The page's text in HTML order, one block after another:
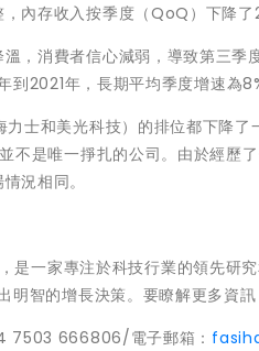
內存收入按季度（QoQ）下降了
，消費者信心減弱，導致第三
2021年，長期平均季度增速為
力士和美光科技）的排位都下降
不是唯一掙扎的公司。由於經歷
況相同。
一家專注於科技行業的領先研究
智的增長決策。要瞭解更多資
666806/電子郵箱：